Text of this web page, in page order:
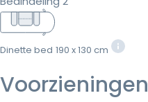
Dinette bed 190 x 130 cm
Voorzieningen